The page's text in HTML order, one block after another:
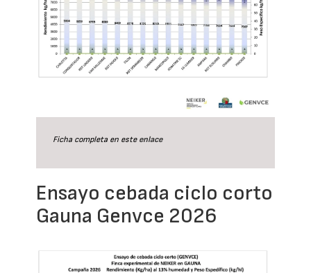
Ficha completa en este enlace
Ensayo cebada ciclo corto
Gauna Genvce 2026